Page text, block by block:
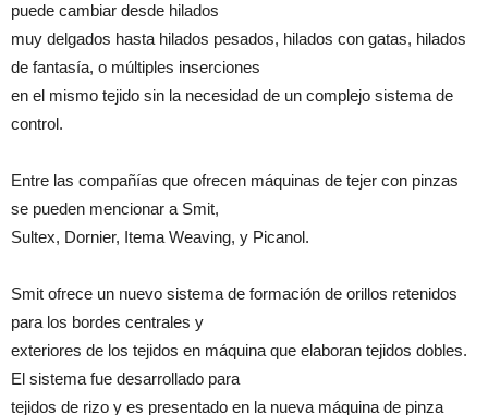
puede cambiar desde hilados
muy delgados hasta hilados pesados, hilados con gatas, hilados
de fantasía, o múltiples inserciones
en el mismo tejido sin la necesidad de un complejo sistema de
control.
Entre las compañías que ofrecen máquinas de tejer con pinzas
se pueden mencionar a Smit,
Sultex, Dornier, Itema Weaving, y Picanol.
Smit ofrece un nuevo sistema de formación de orillos retenidos
para los bordes centrales y
exteriores de los tejidos en máquina que elaboran tejidos dobles.
El sistema fue desarrollado para
tejidos de rizo y es presentado en la nueva máquina de pinza